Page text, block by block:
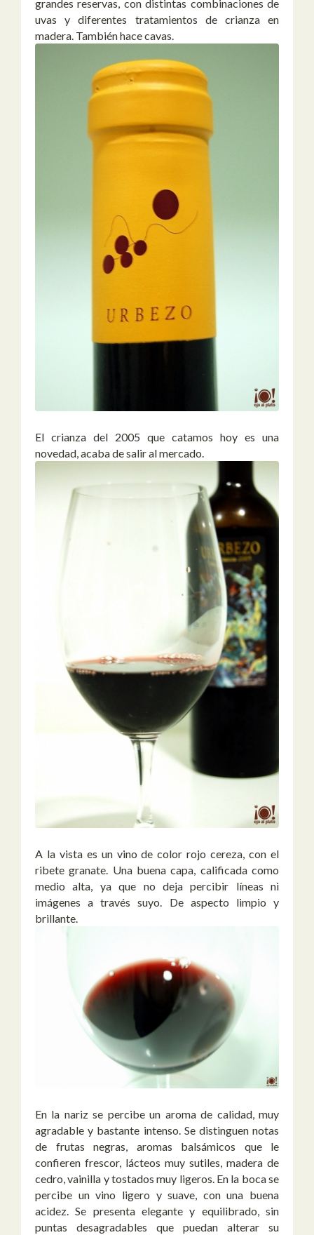
grandes reservas, con distintas combinaciones de
uvas y diferentes tratamientos de crianza en
madera. También hace cavas.
El crianza del 2005 que catamos hoy es una
novedad, acaba de salir al mercado.
A la vista es un vino de color rojo cereza, con el
ribete granate. Una buena capa, calificada como
medio alta, ya que no deja percibir líneas ni
imágenes a través suyo. De aspecto limpio y
brillante.
En la nariz se percibe un aroma de calidad, muy
agradable y bastante intenso. Se distinguen notas
de frutas negras, aromas balsámicos que le
confieren frescor, lácteos muy sutiles, madera de
cedro, vainilla y tostados muy ligeros. En la boca se
percibe un vino ligero y suave, con una buena
acidez. Se presenta elegante y equilibrado, sin
puntas desagradables que puedan alterar su